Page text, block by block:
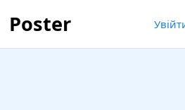
Poster